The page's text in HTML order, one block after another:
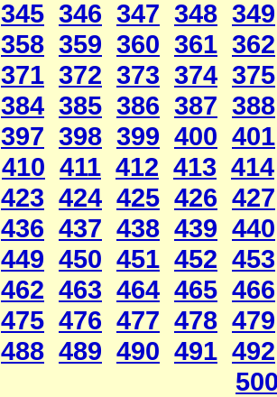
345 346 347 348 349
358 359 360 361 362
371 372 373 374 375
384 385 386 387 388
397 398 399 400 401
410 411 412 413 414
423 424 425 426 427
436 437 438 439 440
449 450 451 452 453
462 463 464 465 466
475 476 477 478 479
488 489 490 491 492